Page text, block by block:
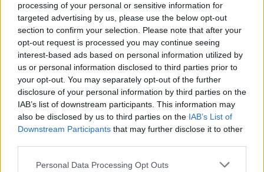
processing of your personal or sensitive information for
targeted advertising by us, please use the below opt-out
section to confirm your selection. Please note that after your
opt-out request is processed you may continue seeing
interest-based ads based on personal information utilized by
us or personal information disclosed to third parties prior to
your opt-out. You may separately opt-out of the further
disclosure of your personal information by third parties on the
IAB’s list of downstream participants. This information may
also be disclosed by us to third parties on the IAB’s List of
Downstream Participants that may further disclose it to other
Personal Data Processing Opt Outs